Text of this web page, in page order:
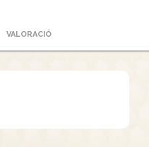
VALORACIÓ